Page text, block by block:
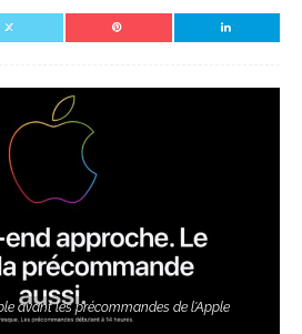
avant les précommandes de l'Apple